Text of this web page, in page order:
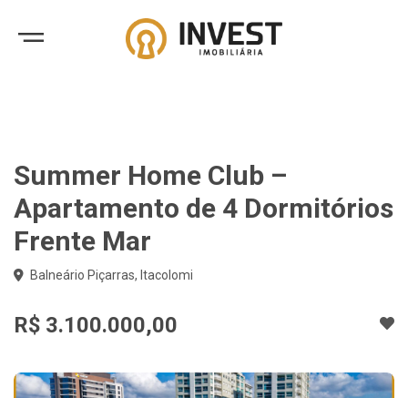
Summer Home Club –
Apartamento de 4 Dormitórios
Frente Mar
Balneário Piçarras, Itacolomi
R$ 3.100.000,00